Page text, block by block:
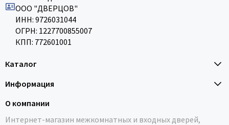
ООО "ДВЕРЦОВ"
ИНН: 9726031044
ОГРН: 1227700855007
КПП: 772601001
Каталог
Информация
О компании
Интернет-магазин межкомнатных и входных дверей,